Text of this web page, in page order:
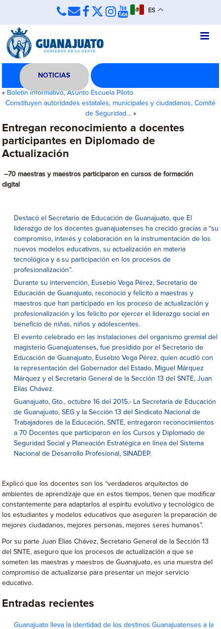
ES
NOTICIAS
« Boletín informativo, Asunto Escuela Piloto
Constituyen autoridades estatales, municipales y ciudadanos, Comité
de Seguridad… »
Entregan reconocimiento a docentes
participantes en Diplomado de
Actualización
–70 maestras y maestros participaron en cursos de formación
digital
Destacó el Secretario de Educación de Guanajuato, que El
liderazgo de los docentes guanajuatenses ha crecido gracias a “su
compromiso, interés y colaboración en la instrumentación de los
nuevos modelos educativos, su actualización en materia
tecnológica y a su participación en los procesos de
profesionalización”.
Durante su intervención, Eusebio Vega Pérez, Secretario de
Educación de Guanajuato, reconoció y felicito a maestras y
maestros que han participado en los proceso de actualización y
profesionalización y los felicito por ejercer el liderazgo social en
beneficio de niñas, niños y adolescentes.
El evento celebrado en las instalaciones del organismo gremial del
magisterio Guanajuatenses, fue presidido por el Secretario de
Educación de Guanajuato, Eusebio Vega Pérez, quien acudió con
la representación del Gobernador del Estado, Miguel Márquez
Márquez y el Secretario General de la Sección 13 del SNTE, Juan
Elías Chávez.
Guanajuato, Gto., octubre 16 del 2015.- La Secretaría de Educación
de Guanajuato, SEG y la Sección 13 del Sindicato Nacional de
Trabajadores de la Educación, SNTE, entregaron reconocimientos
a 70 Docentes que participaron en los Cursos y Diplomado de
Seguridad Social y Planeación Estratégica en línea del Sistema
Nacional de Desarrollo Profesional, SINADEP.
Explicó que los docentes son los “verdaderos arquitectos de
ambientes de aprendizaje que en estos tiempos, tienen que modificar
constantemente para adaptarlos al espíritu evolutivo y tecnológico de
los estudiantes y modelos educativos que aseguren la preparación de
mejores ciudadanos, mejores personas, mejores seres humanos”.
Por su parte Juan Elías Chávez, Secretario General de la Sección 13
del SNTE, aseguro que los procesos de actualización a que se
someten las maestras y maestros de Guanajuato, es una muestra del
compromiso de actualizarse para presentar un mejor servicio
educativo.
Entradas recientes
Guanajuato lleva la identidad de los destinos Guanajuatenses a la